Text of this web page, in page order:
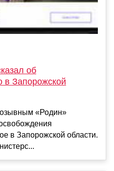
об
в Запорожской
«Родин»
в Запорожской области.